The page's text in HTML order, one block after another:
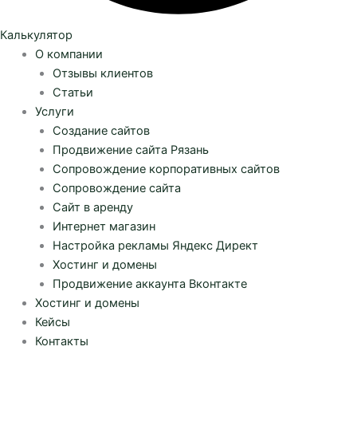
Калькулятор
О компании
Отзывы клиентов
Статьи
Услуги
Создание сайтов
Продвижение сайта Рязань
Сопровождение корпоративных сайтов
Сопровождение сайта
Сайт в аренду
Интернет магазин
Настройка рекламы Яндекс Директ
Хостинг и домены
Продвижение аккаунта Вконтакте
Хостинг и домены
Кейсы
Контакты